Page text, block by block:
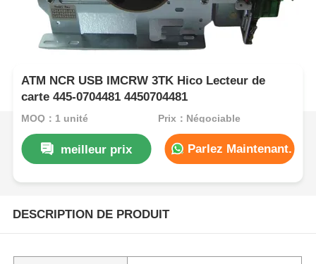
ATM NCR USB IMCRW 3TK Hico Lecteur de
carte 445-0704481 4450704481
MOQ：1 unité Prix：Négociable
meilleur prix Parlez Maintenant.
DESCRIPTION DE PRODUIT